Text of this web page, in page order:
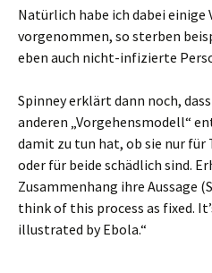
Natürlich habe ich dabei einige
vorgenommen, so sterben
eben auch nicht-infizierte
Spinney erklärt dann noch,
anderen „Vorgehensmodell“
damit zu tun hat, ob sie nur für
oder für beide schädlich sind.
Zusammenhang ihre Aussage
think of this process as fixed.
illustrated by Ebola.“